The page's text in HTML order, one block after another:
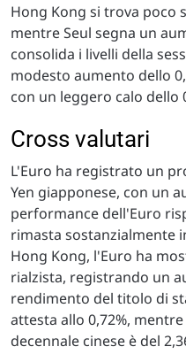
Hong Kong si trova poco
mentre Seul segna un
consolida i livelli della
modesto aumento dello
con un leggero calo dello
Cross valutari
L'Euro ha registrato un
Yen giapponese, con un
performance dell'Euro
rimasta sostanzialmente
Hong Kong, l'Euro ha
rialzista, registrando un
rendimento del titolo di
attesta allo 0,72%,
decennale cinese è del